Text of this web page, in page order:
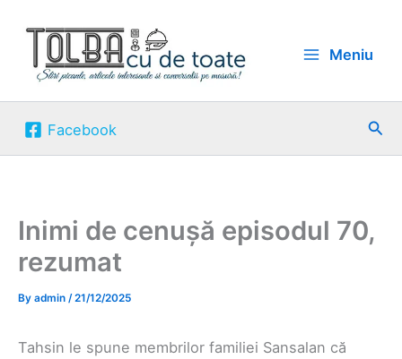
content
Meniu
Facebook
Inimi de cenușă episodul 70,
rezumat
By admin /21/12/2025
Tahsin le spune membrilor familiei Sansalan că